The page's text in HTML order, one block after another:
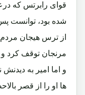
قوای رابرتس که
شده بود، توانست
از ترس هیجان
مرنجان توقف کرد
و اما امیر به
ها او را از قصر